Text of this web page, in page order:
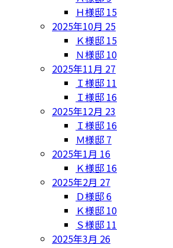
Ｈ様邸 15
2025年10月 25
Ｋ様邸 15
Ｎ様邸 10
2025年11月 27
Ｉ様邸 11
Ｉ様邸 16
2025年12月 23
Ｉ様邸 16
Ｍ様邸 7
2025年1月 16
Ｋ様邸 16
2025年2月 27
Ｄ様邸6
Ｋ様邸 10
Ｓ様邸 11
2025年3月 26